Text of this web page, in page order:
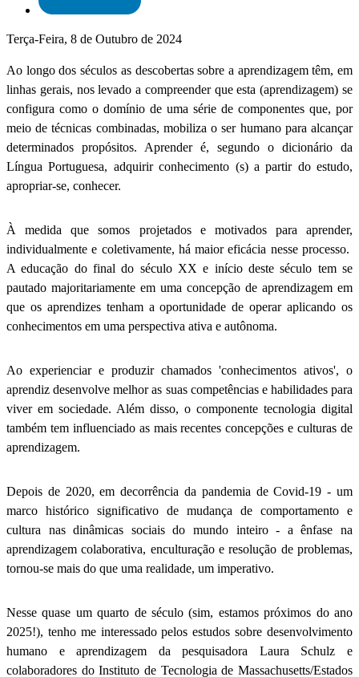
Terça-Feira, 8 de Outubro de 2024
Ao longo dos séculos as descobertas sobre a aprendizagem têm, em
linhas gerais, nos levado a compreender que esta (aprendizagem) se
configura como o domínio de uma série de componentes que, por
meio de técnicas combinadas, mobiliza o ser humano para alcançar
determinados propósitos. Aprender é, segundo o dicionário da
Língua Portuguesa, adquirir conhecimento (s) a partir do estudo,
apropriar-se, conhecer.
À medida que somos projetados e motivados para aprender,
individualmente e coletivamente, há maior eficácia nesse processo.
A educação do final do século XX e início deste século tem se
pautado majoritariamente em uma concepção de aprendizagem em
que os aprendizes tenham a oportunidade de operar aplicando os
conhecimentos em uma perspectiva ativa e autônoma.
Ao experienciar e produzir chamados 'conhecimentos ativos', o
aprendiz desenvolve melhor as suas competências e habilidades para
viver em sociedade. Além disso, o componente tecnologia digital
também tem influenciado as mais recentes concepções e culturas de
aprendizagem.
Depois de 2020, em decorrência da pandemia de Covid-19 - um
marco histórico significativo de mudança de comportamento e
cultura nas dinâmicas sociais do mundo inteiro - a ênfase na
aprendizagem colaborativa, enculturação e resolução de problemas,
tornou-se mais do que uma realidade, um imperativo.
Nesse quase um quarto de século (sim, estamos próximos do ano
2025!), tenho me interessado pelos estudos sobre desenvolvimento
humano e aprendizagem da pesquisadora Laura Schulz e
colaboradores do Instituto de Tecnologia de Massachusetts/Estados